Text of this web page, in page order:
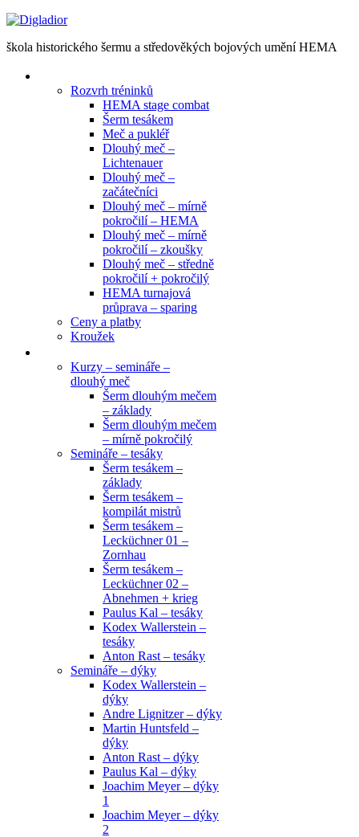
škola historického šermu a středověkých bojových umění HEMA
Rozvrh tréninků
HEMA stage combat
Šerm tesákem
Meč a pukléř
Dlouhý meč –
Lichtenauer
Dlouhý meč –
začátečníci
Dlouhý meč – mírně
pokročilí – HEMA
Dlouhý meč – mírně
pokročilí – zkoušky
Dlouhý meč – středně
pokročilí + pokročilý
HEMA turnajová
průprava – sparing
Ceny a platby
Kroužek
Kurzy – semináře –
dlouhý meč
Šerm dlouhým mečem
– základy
Šerm dlouhým mečem
– mírně pokročilý
Semináře – tesáky
Šerm tesákem –
základy
Šerm tesákem –
kompilát mistrů
Šerm tesákem –
Lecküchner 01 –
Zornhau
Šerm tesákem –
Lecküchner 02 –
Abnehmen + krieg
Paulus Kal – tesáky
Kodex Wallerstein –
tesáky
Anton Rast – tesáky
Semináře – dýky
Kodex Wallerstein –
dýky
Andre Lignitzer – dýky
Martin Huntsfeld –
dýky
Anton Rast – dýky
Paulus Kal – dýky
Joachim Meyer – dýky
1
Joachim Meyer – dýky
2